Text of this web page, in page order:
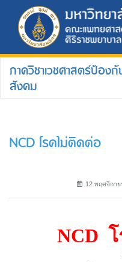
ภาควิชาเวชศาสตร์ป้องกั
สังคม
NCD โรคไม่ติดต่อ
12 พฤศจิกา
NCD